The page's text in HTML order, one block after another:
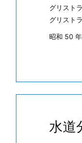
グリスト
グリスト
昭和 50
水道